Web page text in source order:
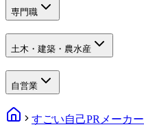
専門職
土木・建築・農水産
自営業
すごい自己PRメーカー